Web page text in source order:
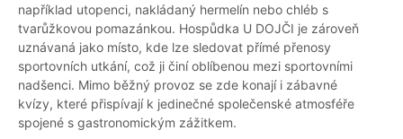
například utopenci, nakládaný hermelín nebo chléb s
tvarůžkovou pomazánkou. Hospůdka U DOJČI je zároveň
uznávaná jako místo, kde lze sledovat přímé přenosy
sportovních utkání, což ji činí oblíbenou mezi sportovními
nadšenci. Mimo běžný provoz se zde konají i zábavné
kvízy, které přispívají k jedinečné společenské atmosféře
spojené s gastronomickým zážitkem.